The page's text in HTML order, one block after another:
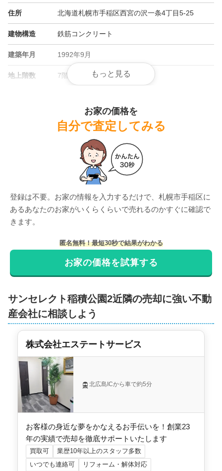
住所 北海道札幌市手稲区西宮の沢一条4丁目5-25
建物構造 鉄筋コンクリート
建築年月 1992年9月
地上階数 7階
レックスコーポレーション
第二種中高層住居専用地域
山崎建設工業
もっと見る
お家の価格を
自分で査定してみる
登録は不要。お家の情報を入力するだけで、 札幌市手稲区に
あるあなたのお家がいくらくらいで売れるのかすぐに確認で
きます。
匿名無料！最短30秒で結果がわかる
お家の価格を試算する
サンセレクト稲積公園2近隣の売却に強い不動
産会社に相談しよう
株式会社エステートサービス
北広島ICから車で約5分
お客様の身近な夢をかなえるお手伝いを！創業23
年の実績で売却を徹底サポートいたします
買取可
業歴10年以上のスタッフ多数
いつでも連絡可
リフォーム・解体対応